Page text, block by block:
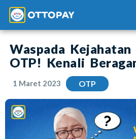
Waspada
OTP! Kenali
1 Maret 2023 OTP
Solusi Kami